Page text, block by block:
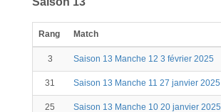
Rang Match
3 Saison 13 Manche 12 3 février 2025
31 Saison 13 Manche 11 27 janvier 2025
25 Saison 13 Manche 10 20 janvier 2025